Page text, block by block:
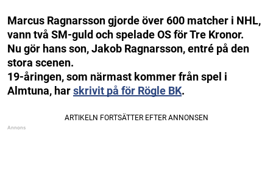
Marcus Ragnarsson gjorde över 600 matcher i NHL,
vann två SM-guld och spelade OS för Tre Kronor.
Nu gör hans son, Jakob Ragnarsson, entré på den
stora scenen.
19-åringen, som närmast kommer från spel i
Almtuna, harskrivit på för Rögle BK.